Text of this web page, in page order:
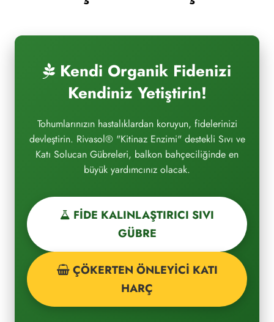
Kendi Organik Fidenizi
Kendiniz Yetiştirin!
Tohumlarınızın hastalıklardan koruyun, fidelerinizi
devleştirin. Rivasol® "Kitinaz Enzimi" destekli Sıvı ve
Katı Solucan Gübreleri, balkon bahçeciliğinde en
büyük yardımcınız olacak.
FİDE KALINLAŞTIRICI SIVI
GÜBRE
ÇÖKERTEN ÖNLEYİCİ KATI
HARÇ